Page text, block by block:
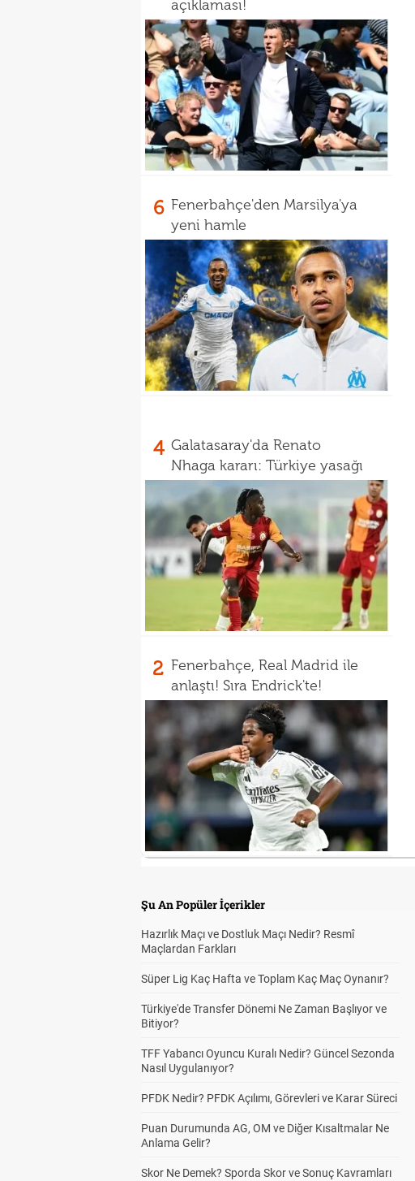
açıklaması!
6 Fenerbahçe'den Marsilya'ya
yeni hamle
4 Galatasaray'da Renato
Nhaga kararı: Türkiye yasağı
2 Fenerbahçe, Real Madrid ile
anlaştı! Sıra Endrick'te!
Şu An Popüler İçerikler
Hazırlık Maçı ve Dostluk Maçı Nedir? Resmî
Maçlardan Farkları
Süper Lig Kaç Hafta ve Toplam Kaç Maç Oynanır?
Türkiye'de Transfer Dönemi Ne Zaman Başlıyor ve
Bitiyor?
TFF Yabancı Oyuncu Kuralı Nedir? Güncel Sezonda
Nasıl Uygulanıyor?
PFDK Nedir? PFDK Açılımı, Görevleri ve Karar Süreci
Puan Durumunda AG, OM ve Diğer Kısaltmalar Ne
Anlama Gelir?
Skor Ne Demek? Sporda Skor ve Sonuç Kavramları